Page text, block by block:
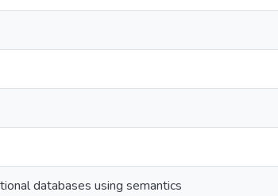
databases using semantics